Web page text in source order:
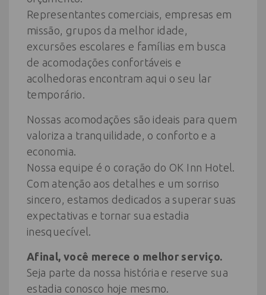
Representantes comerciais, empresas em
missão, grupos da melhor idade,
excursões escolares e famílias em busca
de acomodações confortáveis e
acolhedoras encontram aqui o seu lar
temporário.
Nossas acomodações são ideais para quem
valoriza a tranquilidade, o conforto e a
economia.
Nossa equipe é o coração do OK Inn Hotel.
Com atenção aos detalhes e um sorriso
sincero, estamos dedicados a superar suas
expectativas e tornar sua estadia
inesquecível.
Afinal, você merece o melhor serviço.
Seja parte da nossa história e reserve sua
estadia conosco hoje mesmo.